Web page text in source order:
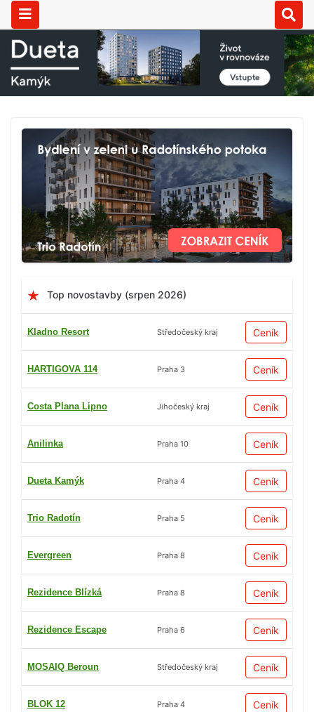
Top novostavby (srpen 2026)
Kladno Resort Středočeský kraj Ceník
HARTIGOVA 114 Praha 3 Ceník
Costa Plana Lipno Jihočeský kraj Ceník
Anilinka Praha 10 Ceník
Dueta Kamýk Praha 4 Ceník
Trio Radotín Praha 5 Ceník
Evergreen Praha 8 Ceník
Rezidence Blízká Praha 8 Ceník
Rezidence Escape Praha 6 Ceník
MOSAIQ Beroun Středočeský kraj Ceník
BLOK 12 Praha 4 Ceník